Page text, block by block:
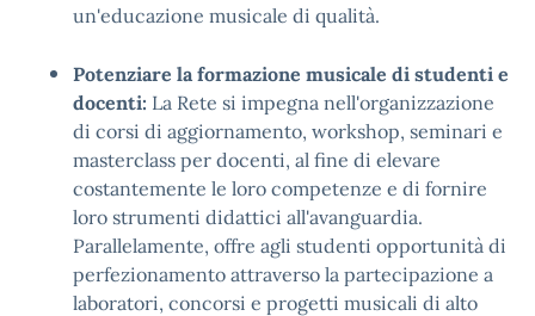
un'educazione musicale di qualità.
Potenziare la formazione musicale di studenti e
docenti: La Rete si impegna nell'organizzazione
di corsi di aggiornamento, workshop, seminari e
masterclass per docenti, al fine di elevare
costantemente le loro competenze e di fornire
loro strumenti didattici all'avanguardia.
Parallelamente, offre agli studenti opportunità di
perfezionamento attraverso la partecipazione a
laboratori, concorsi e progetti musicali di alto